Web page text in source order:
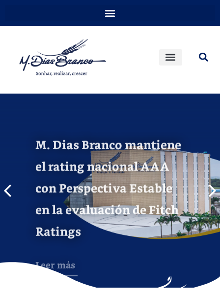
M. Dias Branco mantiene
el rating nacional AAA
con Perspectiva Estable
en la evaluación de Fitch
Ratings
Leer más